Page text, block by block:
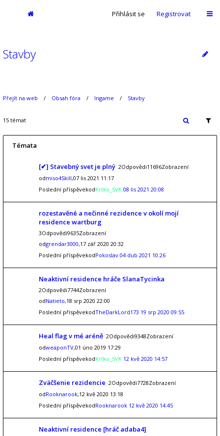
Přihlásit se Registrovat
Stavby
Přejít na web Obsah fóra Ingame Stavby
15 témat
Témata
[✔] Stavebný svet je plný 2Odpovědi11696Zobrazení
odmiso4Skill,07 lis 2021 11:17
Poslední příspěvekodKrtko_SVK 08 lis 2021 20:08
rozestavěné a nečinné rezidence v okolí mojí
residence wartburg
3Odpovědi9635Zobrazení
odgrendar3000,17 zář 2020 20:32
Poslední příspěvekodPokoslav 04 dub 2021 10:26
Neaktivní residence hráče SlanaTycinka
2Odpovědi7744Zobrazení
odNatieto,18 srp 2020 22:00
Poslední příspěvekodTheDarkLord173 19 srp 2020 09:55
Heal flag v mé aréně 2Odpovědi9348Zobrazení
odweaponTV,01 úno 2019 17:29
Poslední příspěvekodKrtko_SVK 12 kvě 2020 14:57
Zväčšenie rezidencie 2Odpovědi7728Zobrazení
odRooknarook,12 kvě 2020 13:18
Poslední příspěvekodRooknarook 12 kvě 2020 14:45
Neaktivní residence [hráč adaba4]